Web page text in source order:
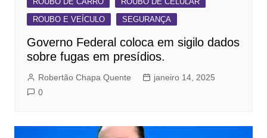
ROUBO E VEÍCULO
SEGURANÇA
Governo Federal coloca em sigilo dados
sobre fugas em presídios.
Robertão Chapa Quente
janeiro 14, 2025
0